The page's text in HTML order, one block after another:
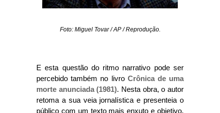
Foto: Miguel Tovar / AP / Reprodução.
E esta questão do ritmo narrativo pode ser
percebido também no livro Crônica de uma
morte anunciada (1981). Nesta obra, o autor
retoma a sua veia jornalística e presenteia o
público com um texto mais enxuto e objetivo.